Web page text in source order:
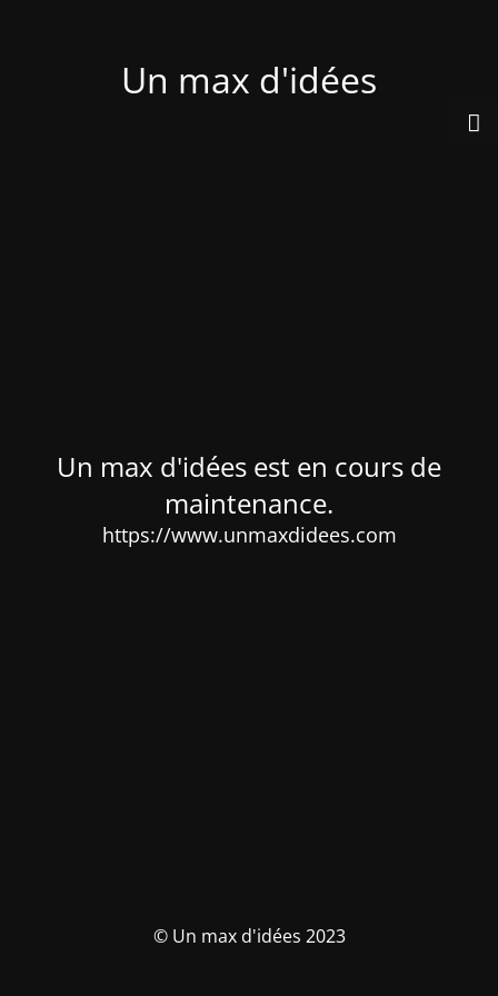
Un max d'idées
Un max d'idées est en cours de
maintenance.
https://www.unmaxdidees.com
© Un max d'idées 2023